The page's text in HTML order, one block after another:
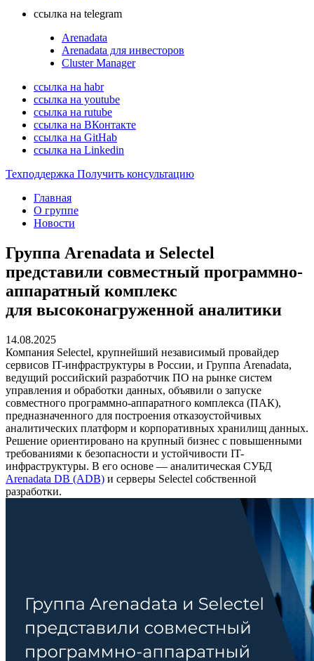
ссылка на telegram
Arenadata
Arenadata для инвесторов
Cluster Manager
ссылка на habr
ссылка на youtube
ссылка на rutube
ссылка на ВКонтакте
ссылка на GitHab
ссылка на Linkedin
Техподдержка Получить консультацию
Главная
О группе
Новости
Группа Arenadata и Selectel
представили совместный программно-
аппаратный комплекс
для высоконагруженной аналитики
14.08.2025
Компания Selectel, крупнейший независимый провайдер
сервисов IT-инфраструктуры в России, и Группа Arenadata,
ведущий российский разработчик ПО на рынке систем
управления и обработки данных, объявили о запуске
совместного программно-аппаратного комплекса (ПАК),
предназначенного для построения отказоустойчивых
аналитических платформ и корпоративных хранилищ данных.
Решение ориентировано на крупный бизнес с повышенными
требованиями к безопасности и устойчивости IT-
инфраструктуры. В его основе — аналитическая СУБД
Arenadata DB (ADB) и серверы Selectel собственной
разработки.